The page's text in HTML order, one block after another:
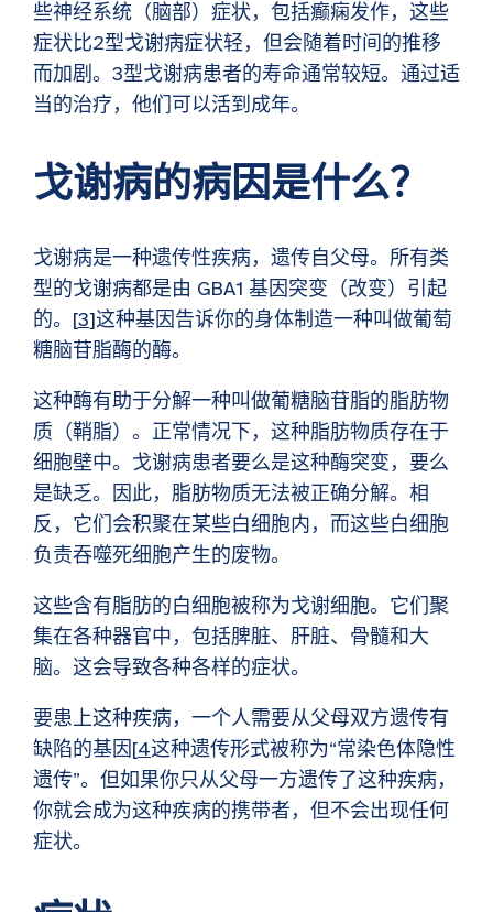
些神经系统（脑部）症状，包括癫痫发作，这些
症状比2型戈谢病症状轻，但会随着时间的推移
而加剧。3型戈谢病患者的寿命通常较短。通过适
当的治疗，他们可以活到成年。
戈谢病的病因是什么？
戈谢病是一种遗传性疾病，遗传自父母。所有类
型的戈谢病都是由 GBA1 基因突变（改变）引起
的。[3]这种基因告诉你的身体制造一种叫做葡萄
糖脑苷脂酶的酶。
这种酶有助于分解一种叫做葡糖脑苷脂的脂肪物
质（鞘脂）。正常情况下，这种脂肪物质存在于
细胞壁中。戈谢病患者要么是这种酶突变，要么
是缺乏。因此，脂肪物质无法被正确分解。相
反，它们会积聚在某些白细胞内，而这些白细胞
负责吞噬死细胞产生的废物。
这些含有脂肪的白细胞被称为戈谢细胞。它们聚
集在各种器官中，包括脾脏、肝脏、骨髓和大
脑。这会导致各种各样的症状。
要患上这种疾病，一个人需要从父母双方遗传有
缺陷的基因[4这种遗传形式被称为“常染色体隐性
遗传”。但如果你只从父母一方遗传了这种疾病，
你就会成为这种疾病的携带者，但不会出现任何
症状。